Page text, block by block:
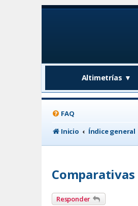
Altimetrías ▼
FAQ
Inicio
Índice general
Comparativas
Responder